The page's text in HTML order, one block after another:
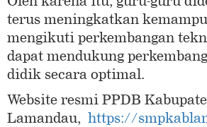
terus meningkatkan
mengikuti perkembangan
dapat mendukung
didik secara optimal.
Website resmi PPDB
Lamandau, https://